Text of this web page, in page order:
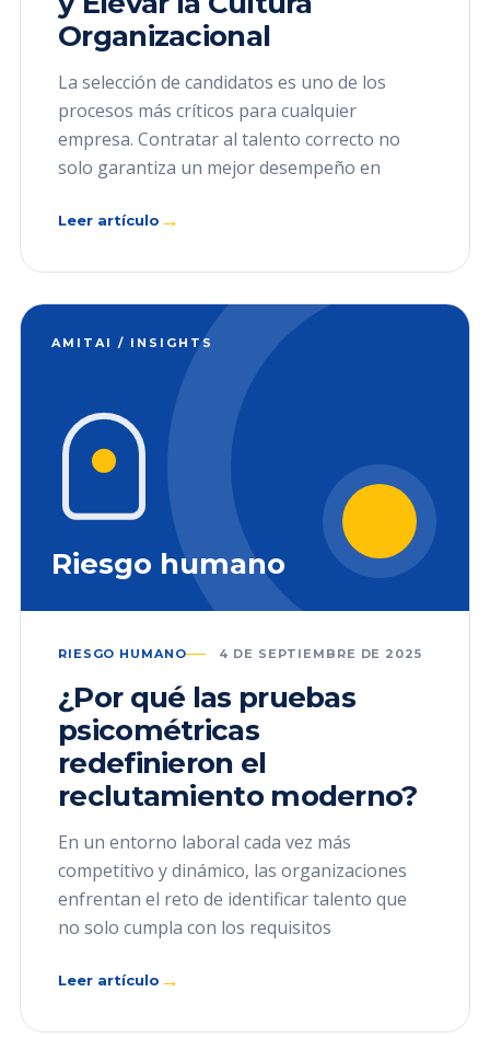
Organizacional
La selección de candidatos es uno de los
procesos más críticos para cualquier
empresa. Contratar al talento correcto no
solo garantiza un mejor desempeño en
Leer artículo →
AMITAI / INSIGHTS
Riesgo humano
RIESGO HUMANO 4 DE SEPTIEMBRE DE 2025
¿Por qué las pruebas
psicométricas
redefinieron el
reclutamiento moderno?
En un entorno laboral cada vez más
competitivo y dinámico, las organizaciones
enfrentan el reto de identificar talento que
no solo cumpla con los requisitos
Leer artículo →